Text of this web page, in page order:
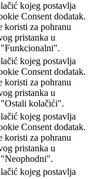
kojeg postavlja
Consent dodatak.
koristi za pohranu
pristanka u
kojeg postavlja
Consent dodatak.
koristi za pohranu
pristanka u
kolačići".
kojeg postavlja
Consent dodatak.
koristi za pohranu
pristanka u
kojeg postavlja